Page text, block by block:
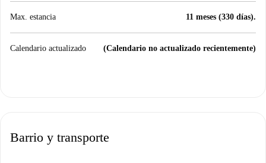
Max. estancia 11 meses (330 días).
Calendario actualizado (Calendario no actualizado recientemente)
Barrio y transporte